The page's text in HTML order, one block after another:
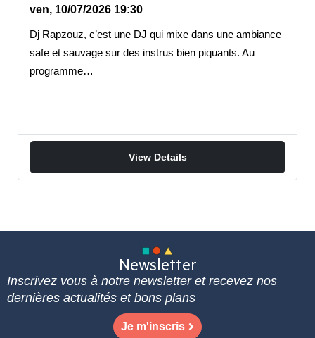
ven, 10/07/2026 19:30
Dj Rapzouz, c’est une DJ qui mixe dans une ambiance
safe et sauvage sur des instrus bien piquants. Au
programme…
View Details
Newsletter
Inscrivez vous à notre newsletter et recevez nos
dernières actualités et bons plans
Je m'inscris